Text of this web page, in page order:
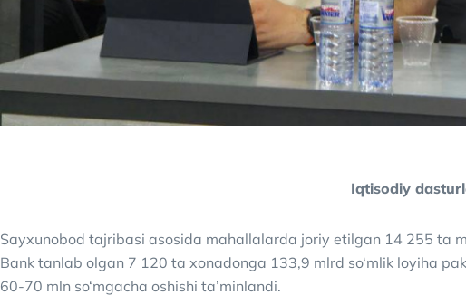
Iqtisodiy
Sayxunobod tajribasi asosida mahallalarda joriy etilgan 14 255 ta
Bank tanlab olgan 7 120 ta xonadonga 133,9 mlrd so‘mlik loyiha
60-70 mln so‘mgacha oshishi ta’minlandi.